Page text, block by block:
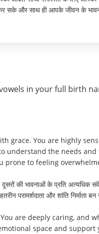
सके और साथ ही आपके जीवन के
in your full birth
grace. You are highly
understand the needs and
prone to feeling
दूसरों की भावनाओं के प्रति
परामर्शदाता और शांति निर्माता
are deeply caring, and
space and support